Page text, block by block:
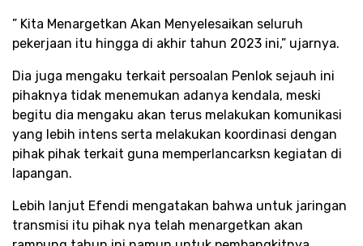
” Kita Menargetkan Akan Menyelesaikan seluruh
pekerjaan itu hingga di akhir tahun 2023 ini,” ujarnya.
Dia juga mengaku terkait persoalan Penlok sejauh ini
pihaknya tidak menemukan adanya kendala, meski
begitu dia mengaku akan terus melakukan komunikasi
yang lebih intens serta melakukan koordinasi dengan
pihak pihak terkait guna memperlancarksn kegiatan di
lapangan.
Lebih lanjut Efendi mengatakan bahwa untuk jaringan
transmisi itu pihak nya telah menargetkan akan